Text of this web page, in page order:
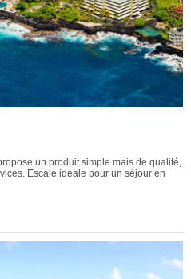
un produit simple mais de qualité,
Escale idéale pour un séjour en